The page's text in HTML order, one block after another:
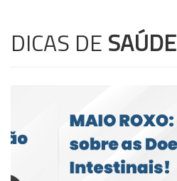
DICAS DE SAÚDE